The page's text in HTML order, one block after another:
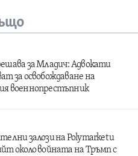
за Младич: Адвокати
за освобождаване на
военнопрестъпник
залози на Polymarket и
около войната на Тръмп с